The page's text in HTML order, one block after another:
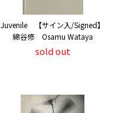
Juvenile 【サイン入/Signed】
綿谷修 Osamu Wataya
sold out